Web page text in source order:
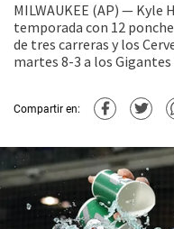
MILWAUKEE (AP) — Kyle
temporada con 12
de tres carreras y los
martes 8-3 a los Gigantes
Compartir en: